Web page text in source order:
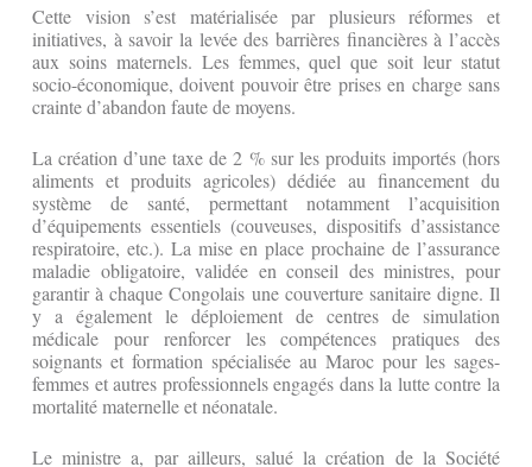
Cette vision s’est matérialisée par plusieurs réformes et
initiatives, à savoir la levée des barrières financières à l’accès
aux soins maternels. Les femmes, quel que soit leur statut
socio-économique, doivent pouvoir être prises en charge sans
crainte d’abandon faute de moyens.
La création d’une taxe de 2 % sur les produits importés (hors
aliments et produits agricoles) dédiée au financement du
système de santé, permettant notamment l’acquisition
d’équipements essentiels (couveuses, dispositifs d’assistance
respiratoire, etc.). La mise en place prochaine de l’assurance
maladie obligatoire, validée en conseil des ministres, pour
garantir à chaque Congolais une couverture sanitaire digne. Il
y a également le déploiement de centres de simulation
médicale pour renforcer les compétences pratiques des
soignants et formation spécialisée au Maroc pour les sages-
femmes et autres professionnels engagés dans la lutte contre la
mortalité maternelle et néonatale.
Le ministre a, par ailleurs, salué la création de la Société